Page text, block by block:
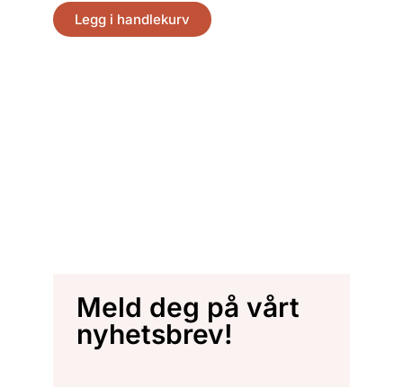
Legg i handlekurv
Meld deg på vårt
nyhetsbrev!